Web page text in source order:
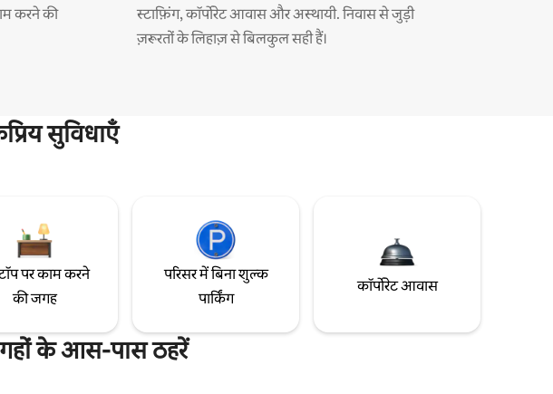
करने की
स्टाफ़िंग, कॉर्पोरेट आवास और अस्थायी. निवास से जुड़ी
ज़रूरतों के लिहाज़ से बिलकुल सही हैं।
सुविधाएँ
पर काम करने
की जगह
परिसर में बिना शुल्क
पार्किंग
कॉर्पोरेट आवास
के आस-पास ठहरें